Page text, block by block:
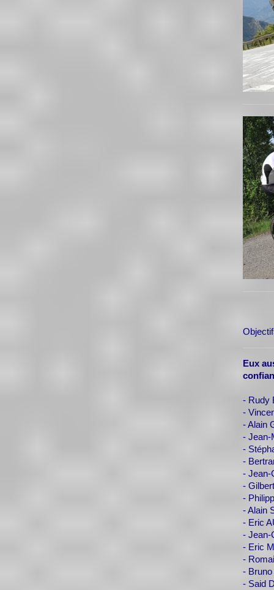
Eux
- Rudy
-
- Alain
- Jean-
-
-
- Jean-
-
-
- Alain
- Eric
- Jean-
- Eric
-
-
- Said